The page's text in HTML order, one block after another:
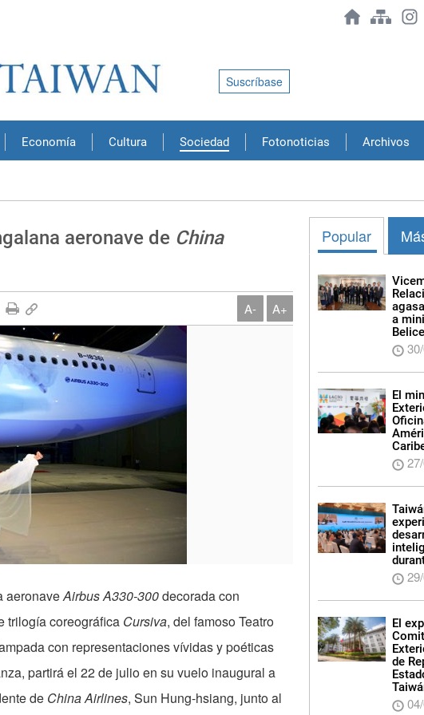
Economía Cultura Sociedad Fotonoticias Archivos
Suscríbase
aeronave de China
A- A+
aeronaveAirbus A330-300decorada con
trilogía coreográfica Cursiva, del famoso Teatro
con representaciones vívidas y poéticas
partirá el 22 de julio en su vuelo inaugural a
de China Airlines, Sun Hung-hsiang, junto al
Popular
a
Belice
30/
El
27/
29/
El
de
04/